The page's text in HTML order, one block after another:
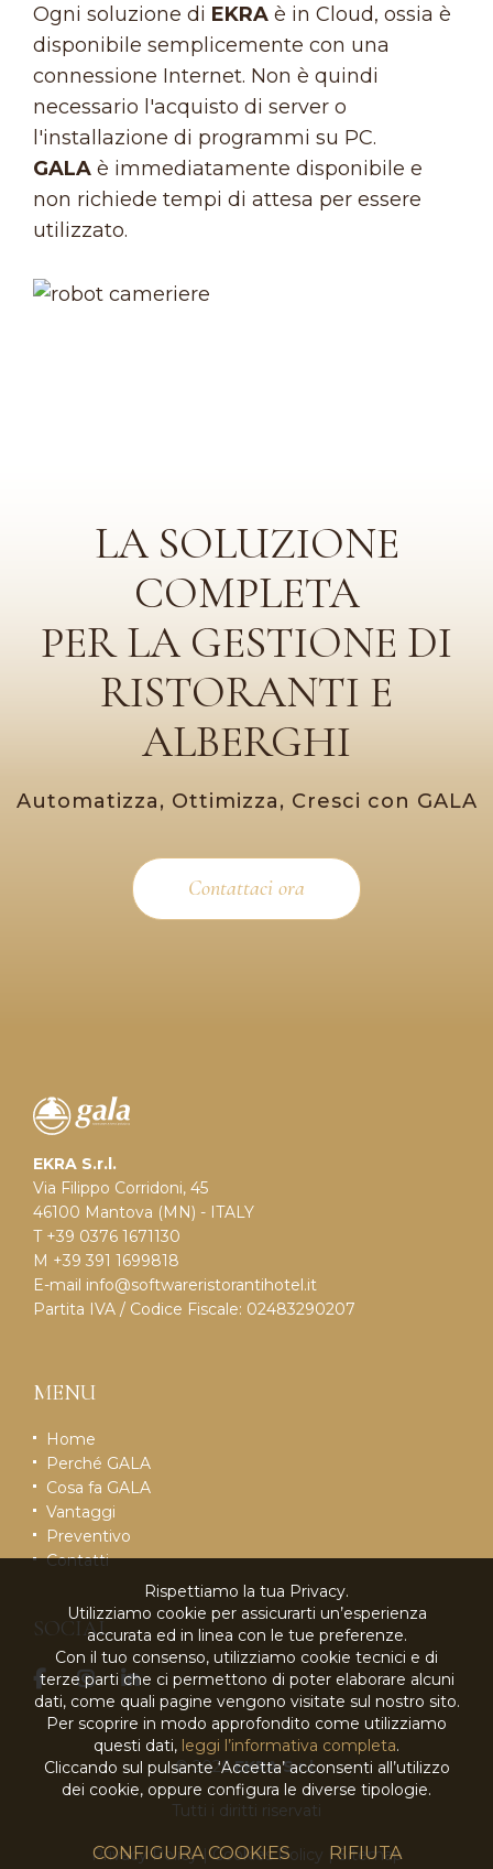
Ogni soluzione di EKRA è in Cloud, ossia è
disponibile semplicemente con una
connessione Internet. Non è quindi
necessario l'acquisto di server o
l'installazione di programmi su PC.
GALA è immediatamente disponibile e
non richiede tempi di attesa per essere
utilizzato.
LA SOLUZIONE
COMPLETA
PER LA GESTIONE DI
RISTORANTI E
ALBERGHI
Automatizza, Ottimizza, Cresci con GALA
Contattaci ora
EKRA S.r.l.
Via Filippo Corridoni, 45
46100 Mantova (MN) - ITALY
T +39 0376 1671130
M +39 391 1699818
E-mail info@softwareristorantihotel.it
Partita IVA / Codice Fiscale: 02483290207
MENU
Home
Perché GALA
Cosa fa GALA
Vantaggi
Preventivo
Contatti
SOCIAL
© 2026EKRA S.r.l.
Tutti i diritti riservati
Privacy Policy|Cookies Policy |Sitemap
Rispettiamo la tua Privacy.
Utilizziamo cookie per assicurarti un’esperienza
accurata ed in linea con le tue preferenze.
Con il tuo consenso, utilizziamo cookie tecnici e di
terze parti che ci permettono di poter elaborare alcuni
dati, come quali pagine vengono visitate sul nostro sito.
Per scoprire in modo approfondito come utilizziamo
questi dati, leggi l’informativa completa.
Cliccando sul pulsante ‘Accetta’ acconsenti all’utilizzo
dei cookie, oppure configura le diverse tipologie.
CONFIGURA COOKIES RIFIUTA